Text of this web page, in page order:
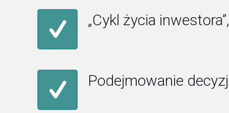
„Cykl życia
Podejmowanie